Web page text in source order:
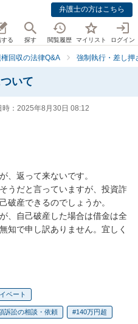
弁護士の方はこちら
る 探す 閲覧履歴 マイリスト ログイン
回収の法律Q&A 強制執行・差し押
いて
： 2025年8月30日 08:12
、返って来ないです。
うだと言っていますが、投資詐
破産できるのでしょうか。
、自己破産した場合は借金は全
知で申し訳ありません。宜しく
ベート
訴訟の相談・依頼 140万円超